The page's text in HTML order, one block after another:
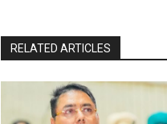
RELATED ARTICLES